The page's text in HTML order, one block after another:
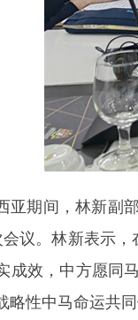
亚期间，林新副
议。林新表示
成效，中方愿同
略性中马命运共同